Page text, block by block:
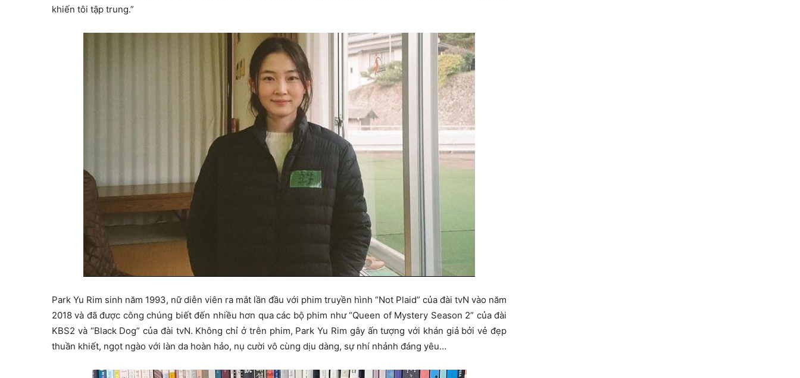
khiến tôi tập trung.”
Park Yu Rim sinh năm 1993, nữ diễn viên ra mắt lần đầu với phim truyền hình “Not Plaid” của đài tvN vào năm
2018 và đã được công chúng biết đến nhiều hơn qua các bộ phim như “Queen of Mystery Season 2” của đài
KBS2 và “Black Dog” của đài tvN. Không chỉ ở trên phim, Park Yu Rim gây ấn tượng với khán giả bởi vẻ đẹp
thuần khiết, ngọt ngào với làn da hoàn hảo, nụ cười vô cùng dịu dàng, sự nhí nhảnh đáng yêu…